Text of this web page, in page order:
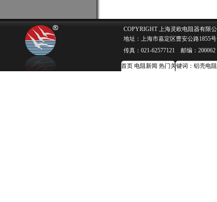
COPYRIGHT 上海灵欧电阻器有限公
地址：上海市嘉定区曹安公路1855
传真：021-62577121 邮编：
首页 电阻新闻 热门关键词： 铝壳电阻